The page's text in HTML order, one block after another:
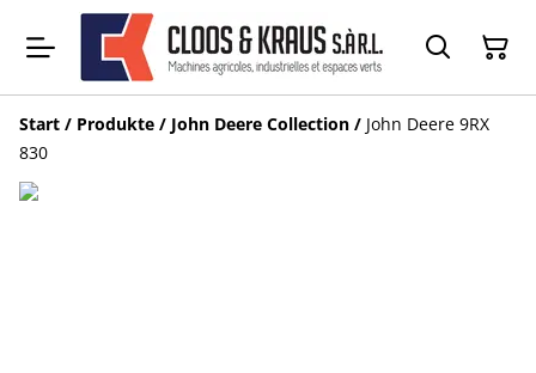
Start / Produkte / John Deere Collection / John Deere 9RX
830